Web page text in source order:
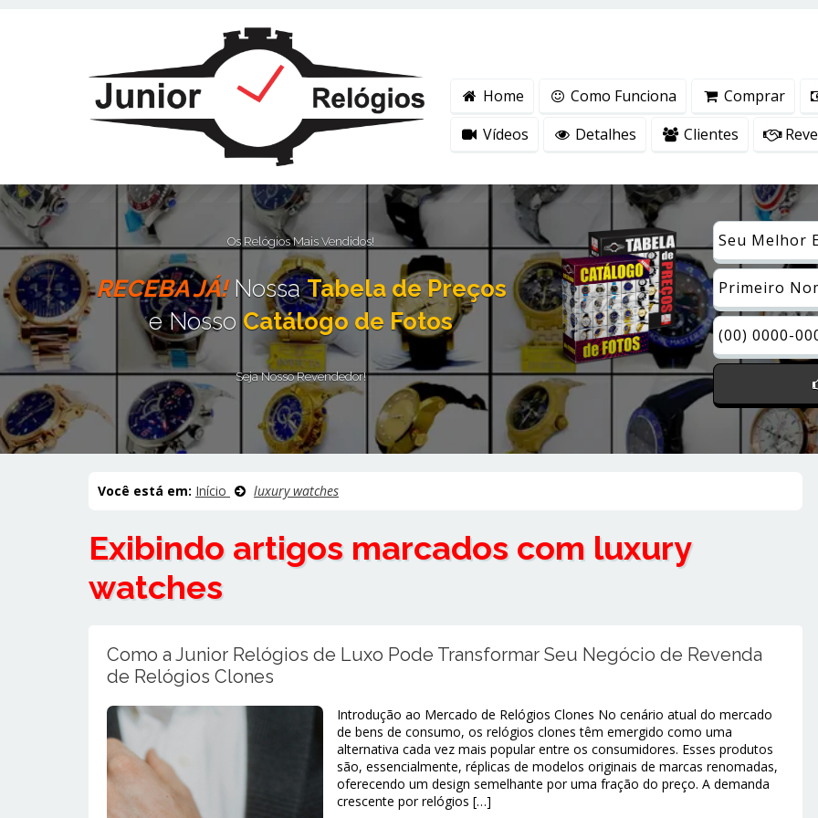
Home Como Funciona
Comprar
Vídeos
Detalhes Clientes
Os Relógios Mais Vendidos!
RECEBA JÁ!NossaTabela de Preços
e Nosso Catálogo de Fotos
Seja Nosso Revendedor!
Você está em: Início luxury watches
Exibindo artigos marcados com luxury
watches
Como a Junior Relógios de Luxo Pode Transformar Seu Negócio de Revenda
de Relógios Clones
Introdução ao Mercado de Relógios Clones No cenário atual do mercado
de bens de consumo, os relógios clones têm emergido como uma
alternativa cada vez mais popular entre os consumidores. Esses produtos
são, essencialmente, réplicas de modelos originais de marcas renomadas,
oferecendo um design semelhante por uma fração do preço. A demanda
crescente por relógios […]
fornecer conteúdo de terceiros. Leia mais emPolítica de Cookies e Privacidade